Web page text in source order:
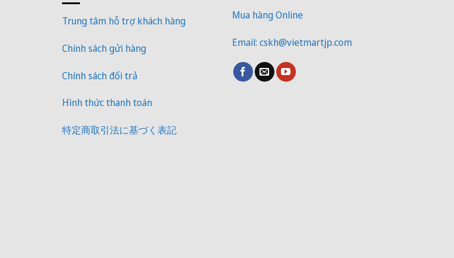
Trung tâm hỗ trợ khách hàng
Chính sách gửi hàng
Chính sách đổi trả
Hình thức thanh toán
特定商取引法に基づく表記
Mua hàng Online
Email: cskh@vietmartjp.com